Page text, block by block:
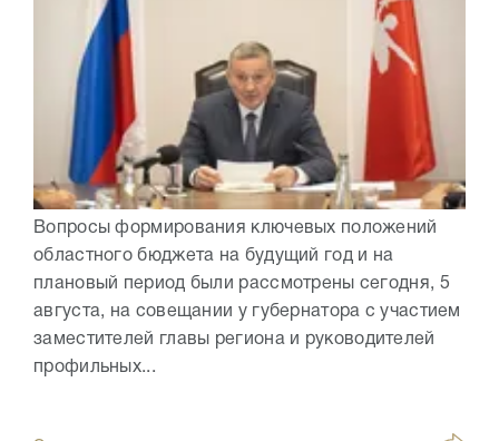
Вопросы формирования ключевых положений
областного бюджета на будущий год и на
плановый период были рассмотрены сегодня, 5
августа, на совещании у губернатора с участием
заместителей главы региона и руководителей
профильных...